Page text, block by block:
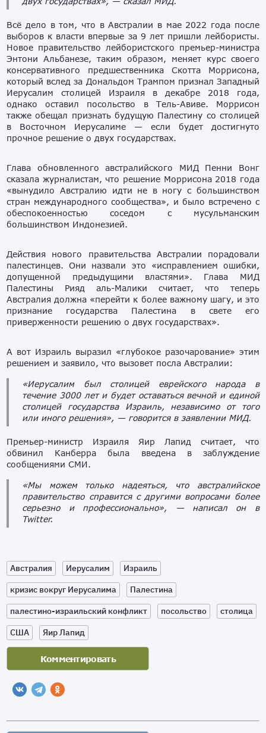
Всё дело в том, что в Австралии в мае 2022 года после
выборов к власти впервые за 9 лет пришли лейбористы.
Новое правительство лейбористского премьер-министра
Энтони Альбанезе, таким образом, меняет курс своего
консервативного предшественника Скотта Моррисона,
который вслед за Дональдом Трампом признал Западный
Иерусалим столицей Израиля в декабре 2018 года,
однако оставил посольство в Тель-Авиве. Моррисон
также обещал признать будущую Палестину со столицей
в Восточном Иерусалиме — если будет достигнуто
прочное решение о двух государствах.
Глава обновленного австралийского МИД Пенни Вонг
сказала журналистам, что решение Моррисона 2018 года
«вынудило Австралию идти не в ногу с большинством
стран международного сообщества», и было встречено с
обеспокоенностью соседом с мусульманским
большинством Индонезией.
Действия нового правительства Австралии порадовали
палестинцев. Они назвали это «исправлением ошибки,
допущенной предыдущими властями». Глава МИД
Палестины Рияд аль-Малики считает, что теперь
Австралия должна «перейти к более важному шагу, и это
признание государства Палестина в свете его
приверженности решению о двух государствах».
А вот Израиль выразил «глубокое разочарование» этим
решением и заявило, что вызовет посла Австралии:
«Иерусалим был столицей еврейского народа в
течение 3000 лет и будет оставаться вечной и единой
столицей государства Израиль, независимо от того
или иного решения», — говорится в заявлении МИД.
Премьер-министр Израиля Яир Лапид считает, что
обвинил Канберра была введена в заблуждение
сообщениями СМИ.
«Мы можем только надеяться, что австралийское
правительство справится с другими вопросами более
серьезно и профессионально», — написал он в
Twitter.
Австралия Иерусалим
Израиль
кризис вокруг Иерусалима
Палестина
палестино-израильский конфликт
посольство
столица
США
Яир Лапид